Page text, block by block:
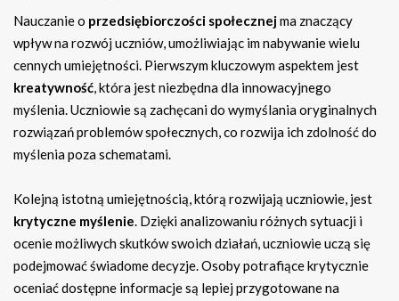
Nauczanie o przedsiębiorczości społecznejma znaczący
wpływ na rozwój uczniów, umożliwiając im nabywanie wielu
cennych umiejętności. Pierwszym kluczowym aspektem jest
kreatywność, która jest niezbędna dla innowacyjnego
myślenia. Uczniowie są zachęcani do wymyślania oryginalnych
rozwiązań problemów społecznych, co rozwija ich zdolność do
myślenia poza schematami.
Kolejną istotną umiejętnością, którą rozwijają uczniowie, jest
krytyczne myślenie. Dzięki analizowaniu różnych sytuacji i
ocenie możliwych skutków swoich działań, uczniowie uczą się
podejmować świadome decyzje. Osoby potrafiące krytycznie
oceniać dostępne informacje są lepiej przygotowane na